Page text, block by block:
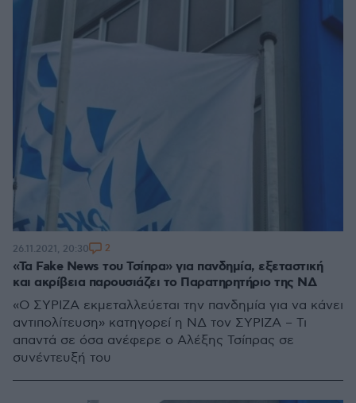
«Τα Fake News του Τσίπρα» για πανδημία, εξεταστική
και ακρίβεια παρουσιάζει το Παρατηρητήριο της ΝΔ
«Ο ΣΥΡΙΖΑ εκμεταλλεύεται την πανδημία για να κάνει
αντιπολίτευση» κατηγορεί η ΝΔ τον ΣΥΡΙΖΑ – Τι
απαντά σε όσα ανέφερε ο Αλέξης Τσίπρας σε
συνέντευξή του
26.11.2021, 20:30 2